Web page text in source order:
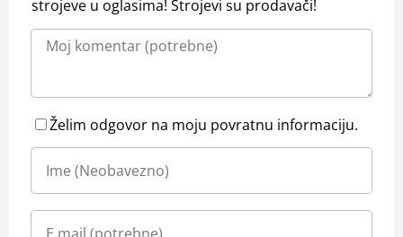
strojeve u oglasima! Strojevi su prodavači!
Želim odgovor na moju povratnu informaciju.